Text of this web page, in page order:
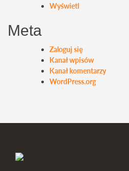
Wyświetl
Meta
Zaloguj się
Kanał wpisów
Kanał komentarzy
WordPress.org